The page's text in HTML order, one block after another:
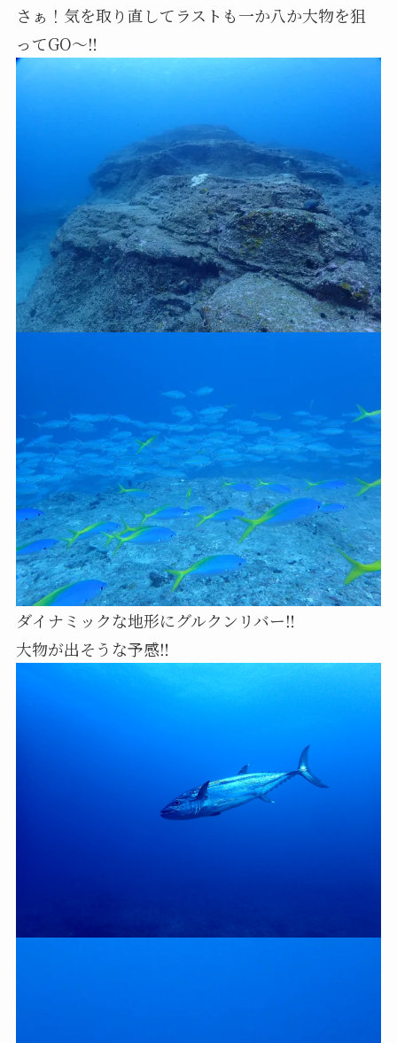
さぁ！気を取り直してラストも一か八か大物を狙
ってGO〜‼️
ダイナミックな地形にグルクンリバー‼️
大物が出そうな予感‼️